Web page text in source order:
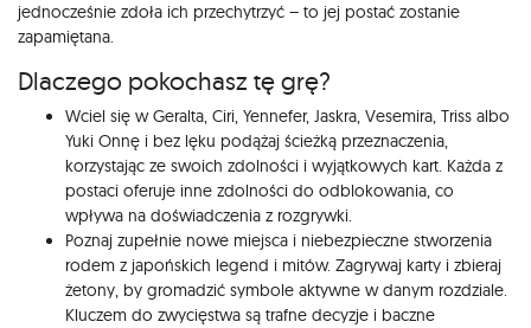
jednocześnie zdoła ich przechytrzyć – to jej postać zostanie
zapamiętana.
Dlaczego pokochasz tę grę?
Wciel się w Geralta, Ciri, Yennefer, Jaskra, Vesemira, Triss albo
Yuki Onnę i bez lęku podążaj ścieżką przeznaczenia,
korzystając ze swoich zdolności i wyjątkowych kart. Każda z
postaci oferuje inne zdolności do odblokowania, co
wpływa na doświadczenia z rozgrywki.
Poznaj zupełnie nowe miejsca i niebezpieczne stworzenia
rodem z japońskich legend i mitów. Zagrywaj karty i zbieraj
żetony, by gromadzić symbole aktywne w danym rozdziale.
Kluczem do zwycięstwa są trafne decyzje i baczne